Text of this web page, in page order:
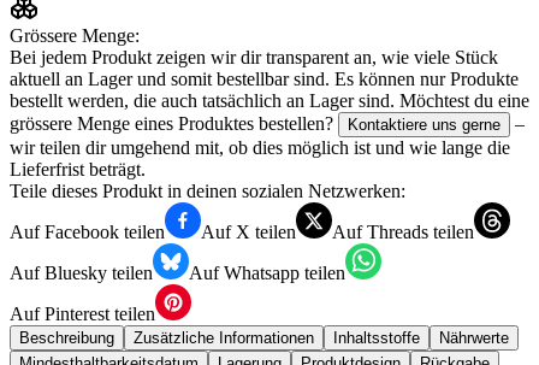
Grössere Menge:
Bei jedem Produkt zeigen wir dir transparent an, wie viele Stück
aktuell an Lager und somit bestellbar sind. Es können nur Produkte
bestellt werden, die auch tatsächlich an Lager sind. Möchtest du eine
grössere Menge eines Produktes bestellen?
Kontaktiere uns gerne
–
wir teilen dir umgehend mit, ob dies möglich ist und wie lange die
Lieferfrist beträgt.
Teile dieses Produkt in deinen sozialen Netzwerken:
Auf Facebook teilen
Auf X teilen
Auf Threads teilen
Auf Bluesky teilen
Auf Whatsapp teilen
Auf Pinterest teilen
Beschreibung Zusätzliche Informationen Inhaltsstoffe
Nährwerte